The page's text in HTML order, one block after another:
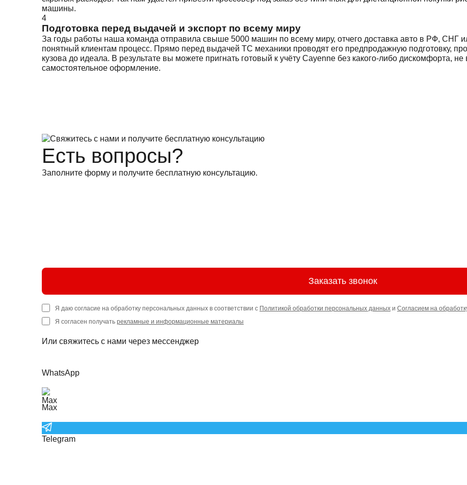
машины.
4
Подготовка перед выдачей и экспорт по всему миру
За годы работы наша команда отправила свыше 5000 машин по всему миру, отчего доставка авто в РФ, СНГ
понятный клиентам процесс. Прямо перед выдачей ТС механики проводят его предпродажную подготовку,
кузова до идеала. В результате вы можете пригнать готовый к учёту Cayenne без какого-либо дискомфорта,
самостоятельное оформление.
Есть вопросы?
Заполните форму и получите бесплатную консультацию.
Заказать звонок
Я даю согласие на обработку персональных данных в соответствии с Политикой обработки персональных данных и Согласием на
Я согласен получать рекламные и информационные материалы
Или свяжитесь с нами через мессенджер
WhatsApp
Max
Telegram